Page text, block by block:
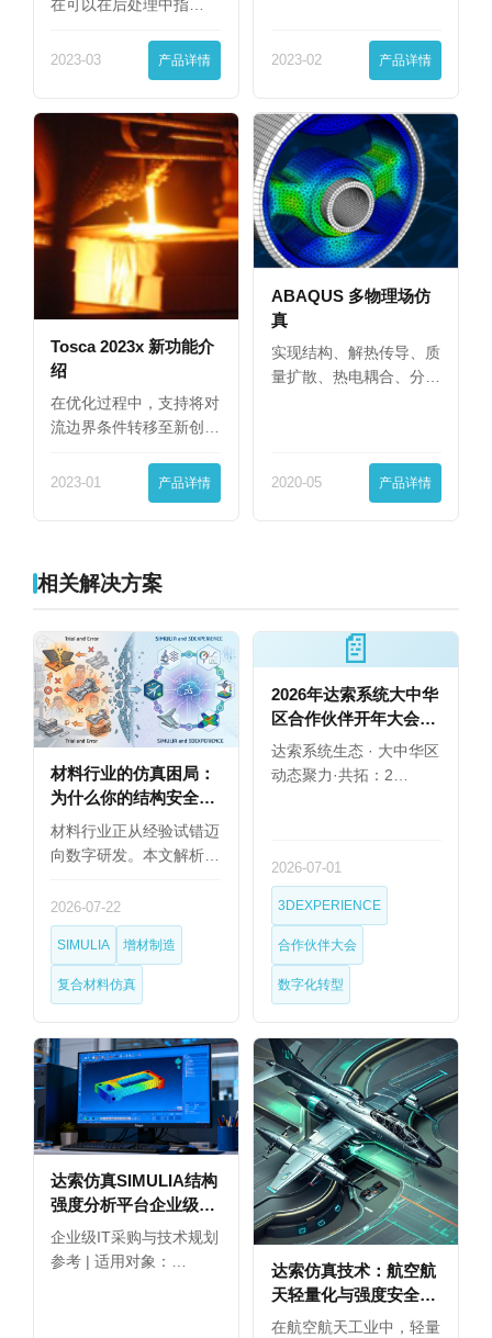
在可以在后处理中指…
2023-03 产品详情 2023-02 产品详情
Tosca 2023x 新功能介
绍
在优化过程中，支持将对
流边界条件转移至新创
2023-01 产品详情
ABAQUS 多物理场仿
真
实现结构、解热传导、质
量扩散、热电耦合、分
2020-05 产品详情
相关解决方案
材料行业的仿真困局：
为什么你的结构安全设
计总靠试错？
材料行业正从经验试错迈
向数字研发。本文解析
2026-07-22
SIMULIA 增材制造
复合材料仿真
📄
2026年达索系统大中华
区合作伙伴开年大会圆
满举行
达索系统生态 · 大中华区
动态聚力·共拓：2…
2026-07-01
3DEXPERIENCE
合作伙伴大会
数字化转型
达索仿真SIMULIA结构
强度分析平台企业级永
久授权选购指南
企业级IT采购与技术规划
参考 | 适用对象：…
达索仿真技术：航空航
天轻量化与强度安全矛
盾的解决之道
在航空航天工业中，轻量